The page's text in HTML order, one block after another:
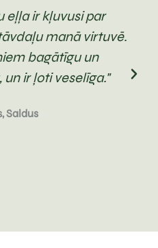
eļļa ir kļuvusi par
manā virtuvē.
bagātīgu un
ir ļoti veselīga."
Saldus